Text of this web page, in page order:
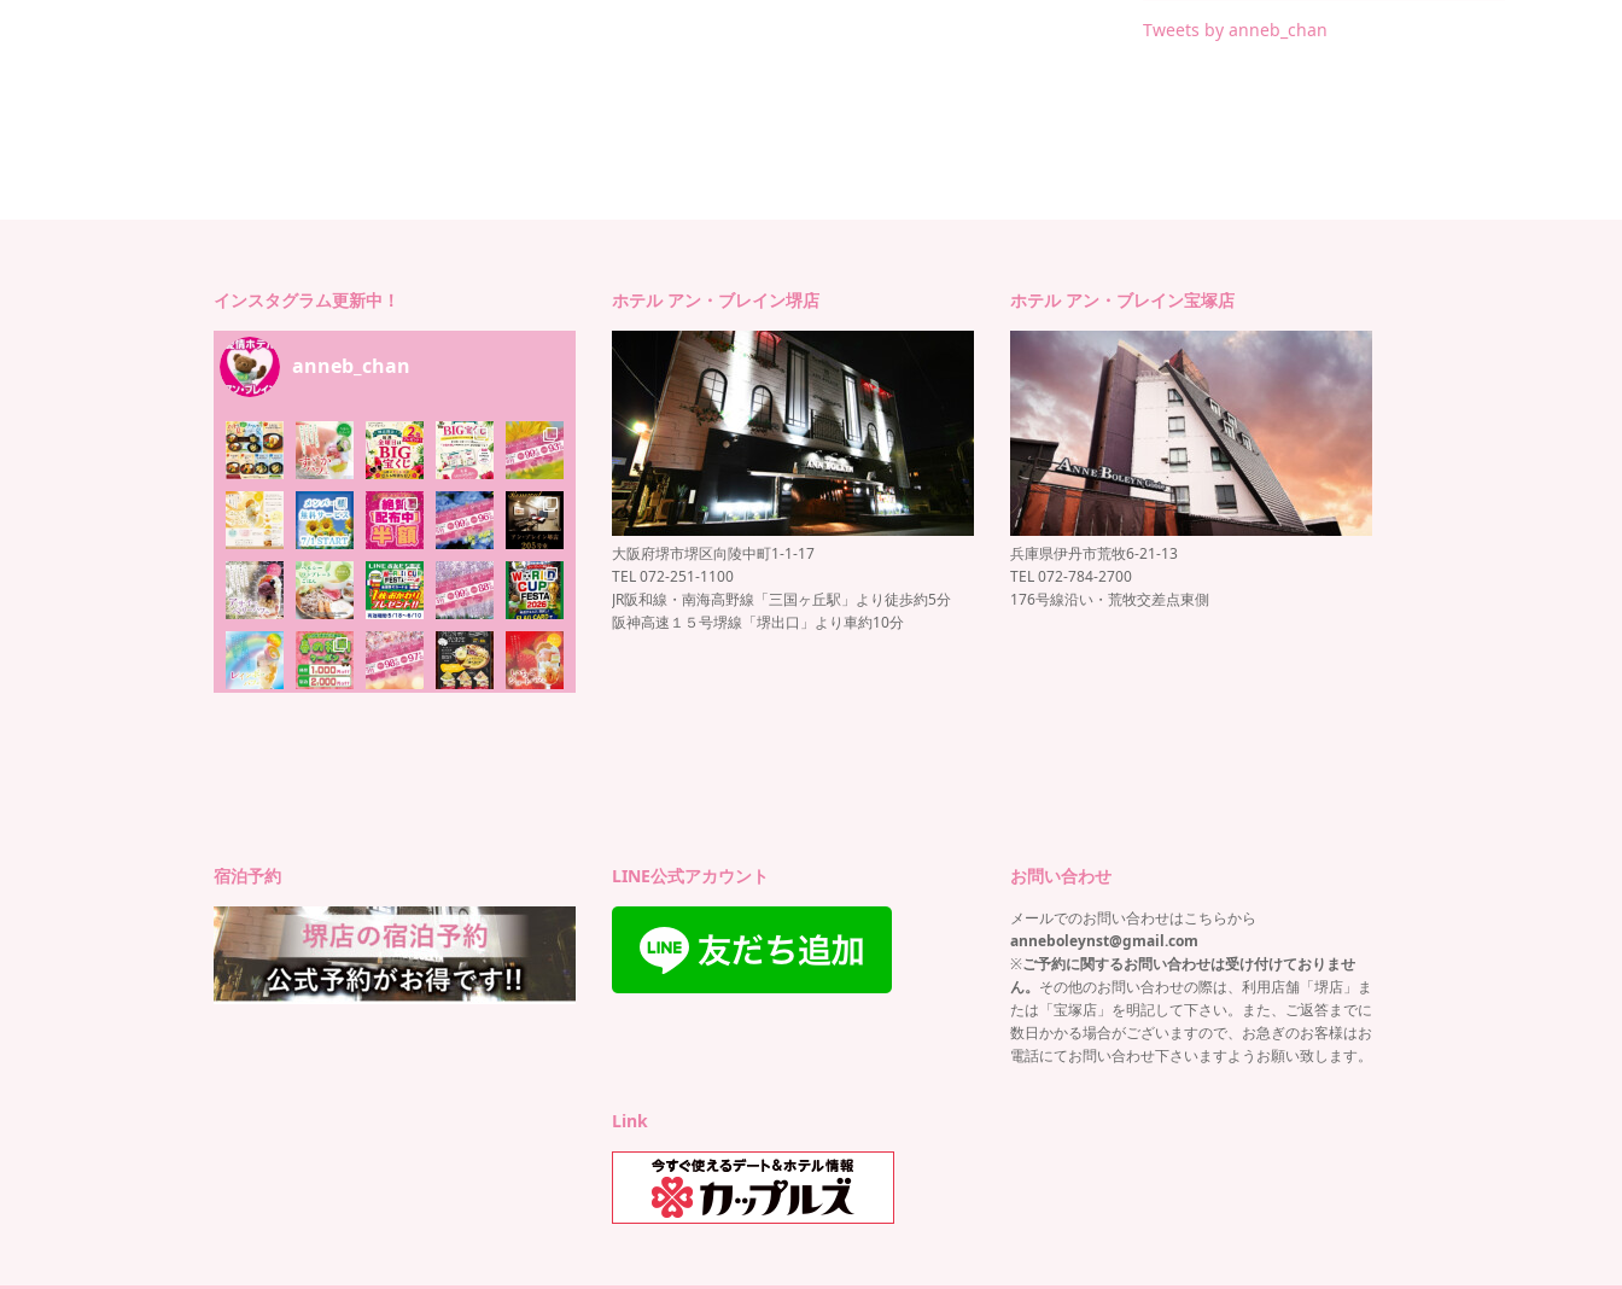
Tweets by anneb_chan
インスタグラム更新中！
anneb_chan
ホテル アン・ブレイン堺店
大阪府堺市堺区向陵中町1-1-17
TEL 072-251-1100
JR阪和線・南海高野線「三国ヶ丘駅」より徒歩約5分
阪神高速１５号堺線「堺出口」より車約10分
ホテル アン・ブレイン宝塚店
兵庫県伊丹市荒牧6-21-13
TEL 072-784-2700
176号線沿い・荒牧交差点東側
宿泊予約 LINE公式アカウント お問い合わせ
メールでのお問い合わせはこちらから
anneboleynst@gmail.com
※ご予約に関するお問い合わせは受け付けておりませ
ん。 その他のお問い合わせの際は、利用店舗「堺店」ま
たは「宝塚店」を明記して下さい。また、ご返答までに
数日かかる場合がございますので、お急ぎのお客様はお
電話にてお問い合わせ下さいますようお願い致します。
Link